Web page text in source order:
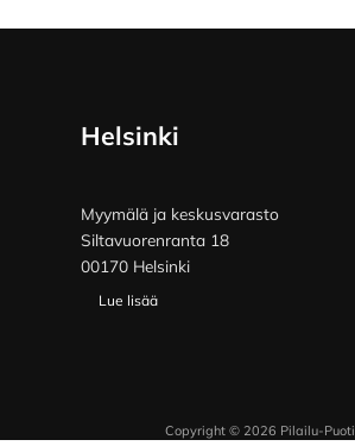
Helsinki
Myymälä ja keskusvarasto
Siltavuorenranta 18
00170 Helsinki
Lue lisää
Copyright © 2026 Pilailu-Puoti